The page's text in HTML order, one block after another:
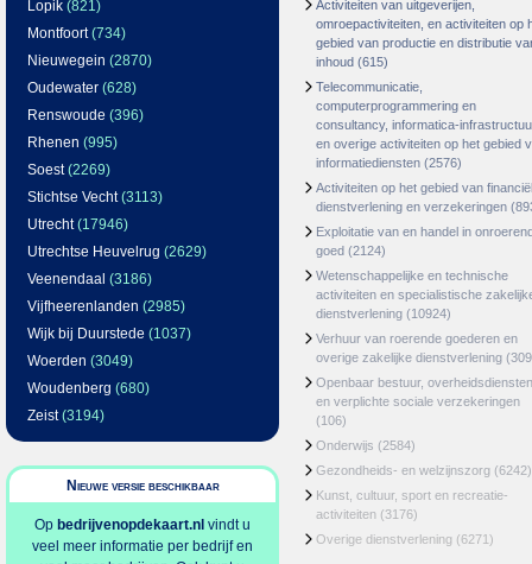
Lopik (821)
Montfoort(734)
Nieuwegein (2870)
Oudewater (628)
Renswoude (396)
Rhenen (995)
Soest(2269)
Stichtse Vecht(3113)
Utrecht(17946)
Utrechtse Heuvelrug (2629)
Veenendaal (3186)
Vijfheerenlanden (2985)
Wijk bij Duurstede (1037)
Woerden (3049)
Woudenberg (680)
Zeist(3194)
Nieuwe versie beschikbaar
Op bedrijvenopdekaart.nl vindt u
veel meer informatie per bedrijf en
Activiteiten van uitgeverijen,
omroepactiviteiten, en activiteiten op
gebied van productie en distributie
inhoud (615)
Telecommunicatie,
computerprogrammering en
consultancy, informatica-
en overige activiteiten op het gebied
informatiediensten (2576)
Activiteiten op het gebied van
dienstverlening en verzekeringen
Exploitatie van en handel in
goed (2124)
Wetenschappelijke en technische
activiteiten en specialistische
dienstverlening (10924)
Verhuur van roerende goederen en
overige zakelijke dienstverlening
Openbaar bestuur, overheidsdiensten
en verplichte sociale verzekeringen
(106)
Onderwijs (2584)
Gezondheids- en welzijnszorg (6242)
Kunst, cultuur, sport en recreatie-
activiteiten (3176)
Overige dienstverlening (6271)